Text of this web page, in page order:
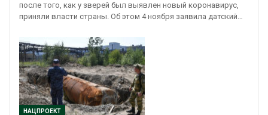
после того, как у зверей был выявлен новый коронавирус,
приняли власти страны. Об этом 4 ноября заявила датский…
НАЦПРОЕКТ